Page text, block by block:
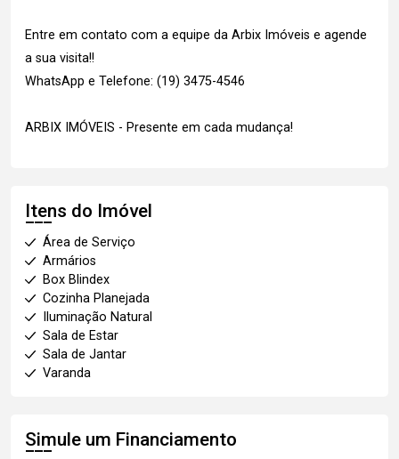
Entre em contato com a equipe da Arbix Imóveis e agende
a sua visita!!
WhatsApp e Telefone: (19) 3475-4546
ARBIX IMÓVEIS - Presente em cada mudança!
Itens do Imóvel
Área de Serviço
Armários
Box Blindex
Cozinha Planejada
Iluminação Natural
Sala de Estar
Sala de Jantar
Varanda
Simule um Financiamento